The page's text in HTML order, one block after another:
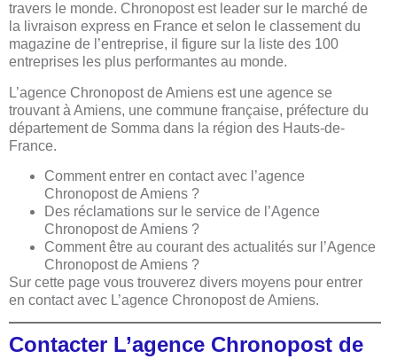
travers le monde. Chronopost est leader sur le marché de
la livraison express en France et selon le classement du
magazine de l’entreprise, il figure sur la liste des 100
entreprises les plus performantes au monde.
L’agence Chronopost de Amiens est une agence se
trouvant à Amiens, une commune française, préfecture du
département de Somma dans la région des Hauts-de-
France.
Comment entrer en contact avec l’agence
Chronopost de Amiens ?
Des réclamations sur le service de l’Agence
Chronopost de Amiens ?
Comment être au courant des actualités sur l’Agence
Chronopost de Amiens ?
Sur cette page vous trouverez divers moyens pour entrer
en contact avec L’agence Chronopost de Amiens.
Contacter L’agence Chronopost de